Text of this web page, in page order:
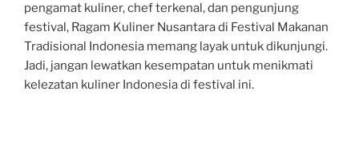
pengamat kuliner, chef terkenal, dan pengunjung
festival, Ragam Kuliner Nusantara di Festival Makanan
Tradisional Indonesia memang layak untuk dikunjungi.
Jadi, jangan lewatkan kesempatan untuk menikmati
kelezatan kuliner Indonesia di festival ini.